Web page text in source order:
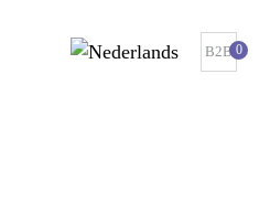
B2B 0